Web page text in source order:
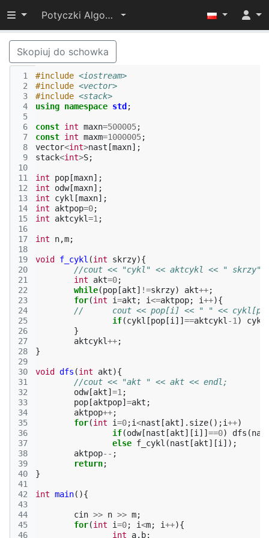
Przełącz widoczność menu
Potyczki Algorytmiczne 2015
Skopiuj do schowka
1
2
3
4
5
6
7
8
9
10
11
12
13
14
15
16
17
18
19
20
21
22
23
24
25
26
27
28
29
30
31
32
33
34
35
36
37
38
39
40
41
42
43
44
45
46
#include <iostream>
#include <vector>
#include <stack>
using namespace std ;
const int maxn=500005;
const int maxm=1000005;
vector<int>nast [maxn];
stack<int>S;
int pop [maxn];
int
odw[maxn];
int
cykl [maxn];
int
aktpop=0;
int
aktcykl=1 ;
int n,m;
void f_cykl (int skrzy){
//cout << "cykl" << aktcykl << " skrzy"
int
akt=0;
while(pop [akt] !=skrzy) akt++;
for(int i=akt ; i<=aktpop; i++){
//	cout << pop[i] << " " <<
if(cykl [pop [i ]] ==aktcykl -1 ) cykl
}
aktcykl++;
}
void dfs (int akt){
//cout << "akt " << akt << endl;
odw[akt] =1 ;
pop [aktpop] =akt ;
aktpop++;
for(int i=0;i<nast [akt]. size();i++)
if(odw[nast [akt][i ]] ==0) dfs (
else f_cykl (nast [akt][i ]);
aktpop-- ;
return;
}
int main(){
cin >> n >> m;
for(int i=0; i<m; i++){
int
a, b;